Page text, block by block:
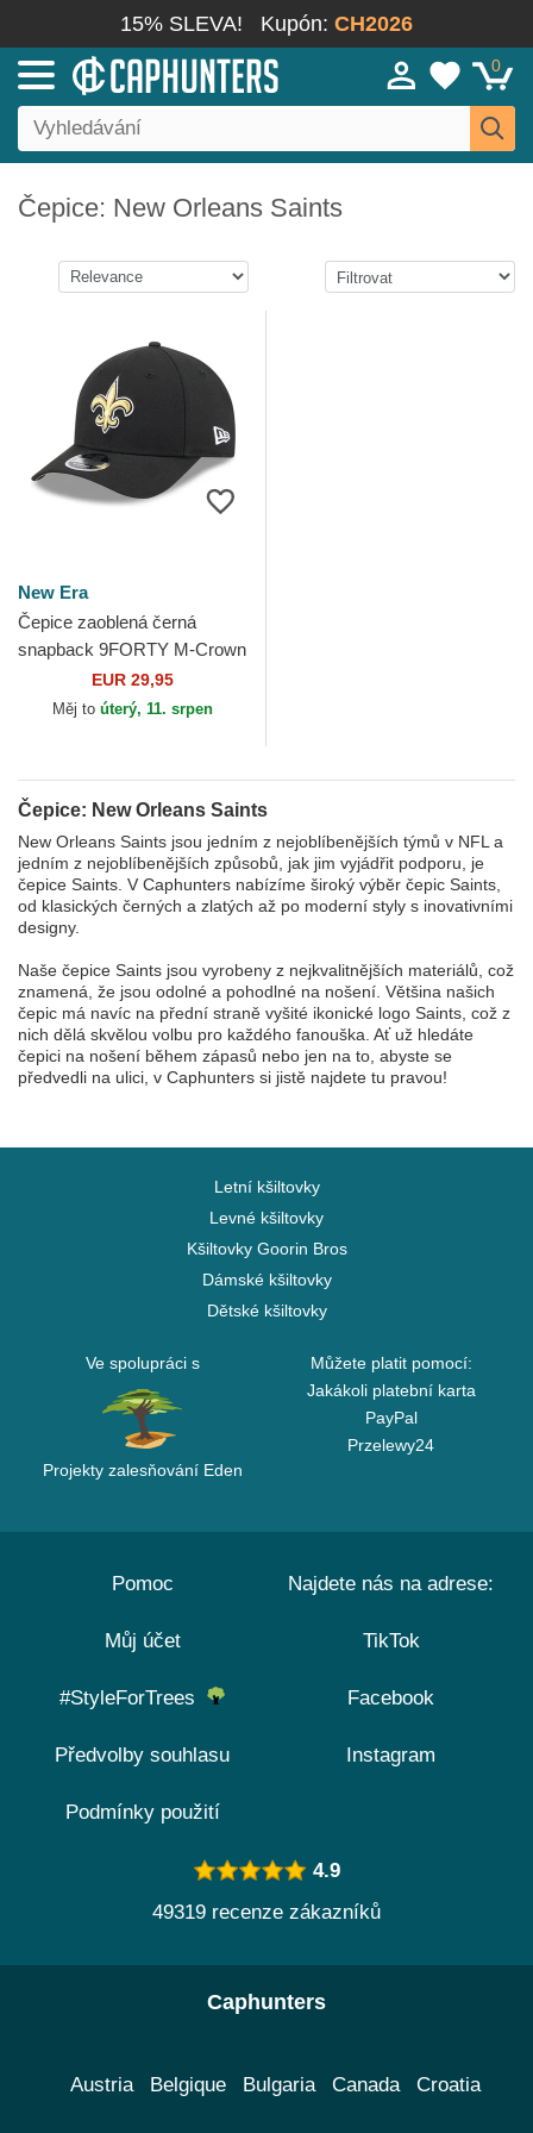
15% SLEVA! Kupón: CH2026
0
Čepice: New Orleans Saints
New Era
Čepice zaoblená černá
snapback 9FORTY M-Crown
Team New Orleans Saints
NFL New Era
EUR 29,95
Měj to úterý, 11. srpen
Čepice: New Orleans Saints
New Orleans Saints jsou jedním z nejoblíbenějších týmů v NFL a
jedním z nejoblíbenějších způsobů, jak jim vyjádřit podporu, je
čepice Saints. V Caphunters nabízíme široký výběr čepic Saints,
od klasických černých a zlatých až po moderní styly s inovativními
designy.
Naše čepice Saints jsou vyrobeny z nejkvalitnějších materiálů, což
znamená, že jsou odolné a pohodlné na nošení. Většina našich
čepic má navíc na přední straně vyšité ikonické logo Saints, což z
nich dělá skvělou volbu pro každého fanouška. Ať už hledáte
čepici na nošení během zápasů nebo jen na to, abyste se
předvedli na ulici, v Caphunters si jistě najdete tu pravou!
Letní kšiltovky
Levné kšiltovky
Kšiltovky Goorin Bros
Dámské kšiltovky
Dětské kšiltovky
Ve spolupráci s
Projekty zalesňování Eden
Můžete platit pomocí:
Jakákoli platební karta
PayPal
Przelewy24
Pomoc
Můj účet
#StyleForTrees
Předvolby souhlasu
Podmínky použití
Najdete nás na adrese:
TikTok
Facebook
Instagram
4.9
49319 recenze zákazníků
Caphunters
Austria Belgique Bulgaria Canada Croatia